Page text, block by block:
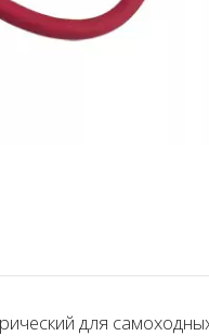
для